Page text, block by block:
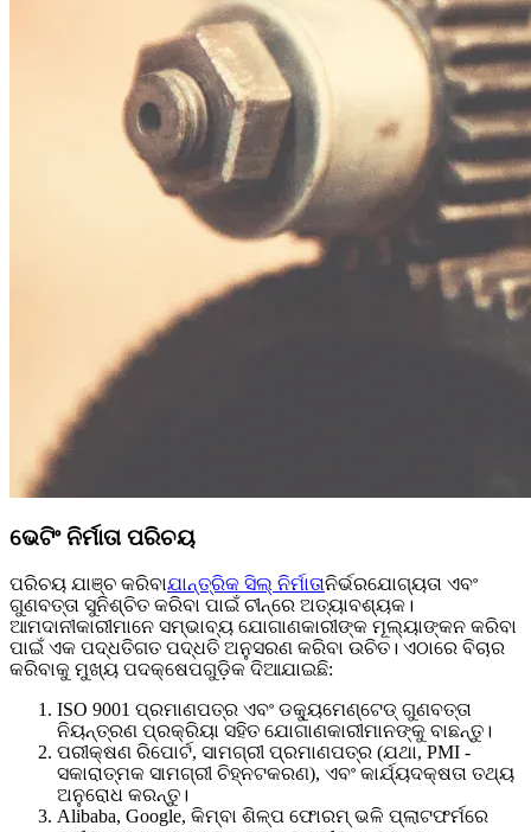
ଭେଟିଂ ନିର୍ମାତା ପରିଚୟ
ପରିଚୟ ଯାଞ୍ଚ କରିବାଯାନ୍ତ୍ରିକ ସିଲ୍ ନିର୍ମାତାନିର୍ଭରଯୋଗ୍ୟତା ଏବଂ
ଗୁଣବତ୍ତା ସୁନିଶ୍ଚିତ କରିବା ପାଇଁ ଚୀନ୍‌ରେ ଅତ୍ୟାବଶ୍ୟକ।
ଆମଦାନୀକାରୀମାନେ ସମ୍ଭାବ୍ୟ ଯୋଗାଣକାରୀଙ୍କ ମୂଲ୍ୟାଙ୍କନ କରିବା
ପାଇଁ ଏକ ପଦ୍ଧତିଗତ ପଦ୍ଧତି ଅନୁସରଣ କରିବା ଉଚିତ। ଏଠାରେ ବିଚାର
କରିବାକୁ ମୁଖ୍ୟ ପଦକ୍ଷେପଗୁଡ଼ିକ ଦିଆଯାଇଛି:
ISO 9001 ପ୍ରମାଣପତ୍ର ଏବଂ ଡକ୍ୟୁମେଣ୍ଟେଡ୍ ଗୁଣବତ୍ତା
ନିୟନ୍ତ୍ରଣ ପ୍ରକ୍ରିୟା ସହିତ ଯୋଗାଣକାରୀମାନଙ୍କୁ ବାଛନ୍ତୁ।
ପରୀକ୍ଷଣ ରିପୋର୍ଟ, ସାମଗ୍ରୀ ପ୍ରମାଣପତ୍ର (ଯଥା, PMI -
ସକାରାତ୍ମକ ସାମଗ୍ରୀ ଚିହ୍ନଟକରଣ), ଏବଂ କାର୍ଯ୍ୟଦକ୍ଷତା ତଥ୍ୟ
ଅନୁରୋଧ କରନ୍ତୁ।
Alibaba, Google, କିମ୍ବା ଶିଳ୍ପ ଫୋରମ୍ ଭଳି ପ୍ଲାଟଫର୍ମରେ